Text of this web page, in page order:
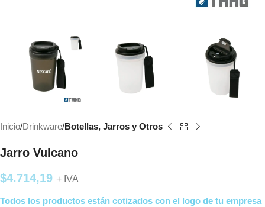
Inicio Drinkware Botellas, Jarros y Otros
Jarro Vulcano
$4.714,19 + IVA
Todos los productos están cotizados con el logo de tu empresa